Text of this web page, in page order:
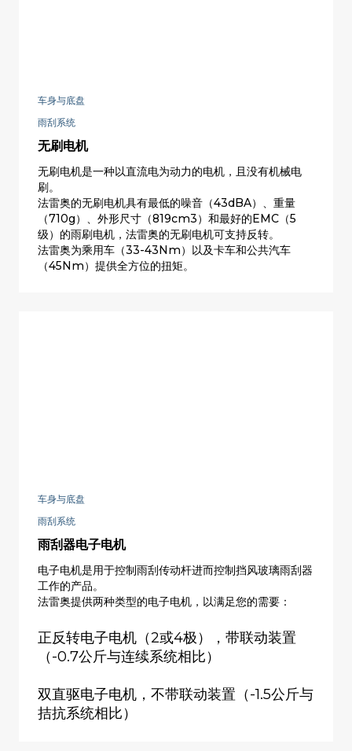
车身与底盘
雨刮系统
无刷电机
无刷电机是一种以直流电为动力的电机，且没有机械电
刷。
法雷奥的无刷电机具有最低的噪音（43dBA）、重量
（710g）、外形尺寸（819cm3）和最好的EMC（5
级）的雨刷电机，法雷奥的无刷电机可支持反转。
法雷奥为乘用车（33-43Nm）以及卡车和公共汽车
（45Nm）提供全方位的扭矩。
车身与底盘
雨刮系统
雨刮器电子电机
电子电机是用于控制雨刮传动杆进而控制挡风玻璃雨刮器
工作的产品。
法雷奥提供两种类型的电子电机，以满足您的需要：
正反转电子电机（2或4极），带联动装置
（-0.7公斤与连续系统相比）
双直驱电子电机，不带联动装置（-1.5公斤与
拮抗系统相比）